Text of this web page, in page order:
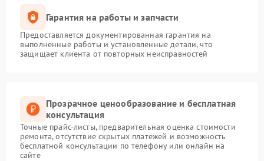
Гарантия на работы и запчасти
Предоставляется документированная гарантия на
выполненные работы и установленные детали, что
защищает клиента от повторных неисправностей
Прозрачное ценообразование и бесплатная
консультация
Точные прайс-листы, предварительная оценка стоимости
ремонта, отсутствие скрытых платежей и возможность
бесплатной консультации по телефону или онлайн на
сайте